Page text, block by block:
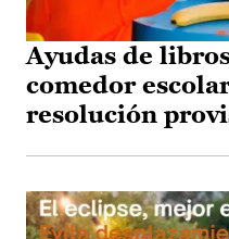
Ayudas de
comedor
resolución